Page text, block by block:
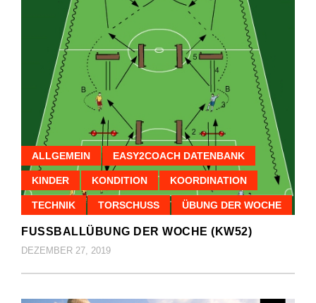
ALLGEMEIN EASY2COACH DATENBANK
KINDER KONDITION KOORDINATION
TECHNIK TORSCHUSS ÜBUNG DER WOCHE
FUSSBALLÜBUNG DER WOCHE (KW52)
DEZEMBER 27, 2019